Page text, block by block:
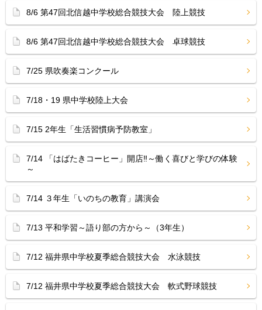
8/6 第47回北信越中学校総合競技大会 陸上競技
8/6 第47回北信越中学校総合競技大会 卓球競技
7/25 県吹奏楽コンクール
7/18・19 県中学校陸上大会
7/15 2年生「生活習慣病予防教室」
7/14 「はばたきコーヒー」開店‼︎～働く喜びと学びの体験
～
7/14 ３年生「いのちの教育」講演会
7/13 平和学習～語り部の方から～（3年生）
7/12 福井県中学校夏季総合競技大会 水泳競技
7/12 福井県中学校夏季総合競技大会 軟式野球競技